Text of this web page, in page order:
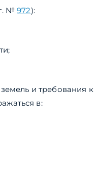
г. №972):
и требования к
в: